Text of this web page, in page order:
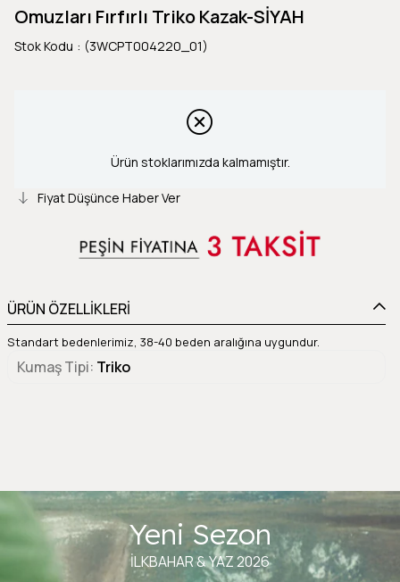
Omuzları Fırfırlı Triko Kazak-SİYAH
Stok Kodu (3WCPT004220_01)
Ürün stoklarımızda kalmamıştır.
Fiyat Düşünce Haber Ver
ÜRÜN ÖZELLİKLERİ
Standart bedenlerimiz, 38-40 beden aralığına uygundur.
Kumaş Tipi Triko
Yeni Sezon
İLKBAHAR & YAZ 2026